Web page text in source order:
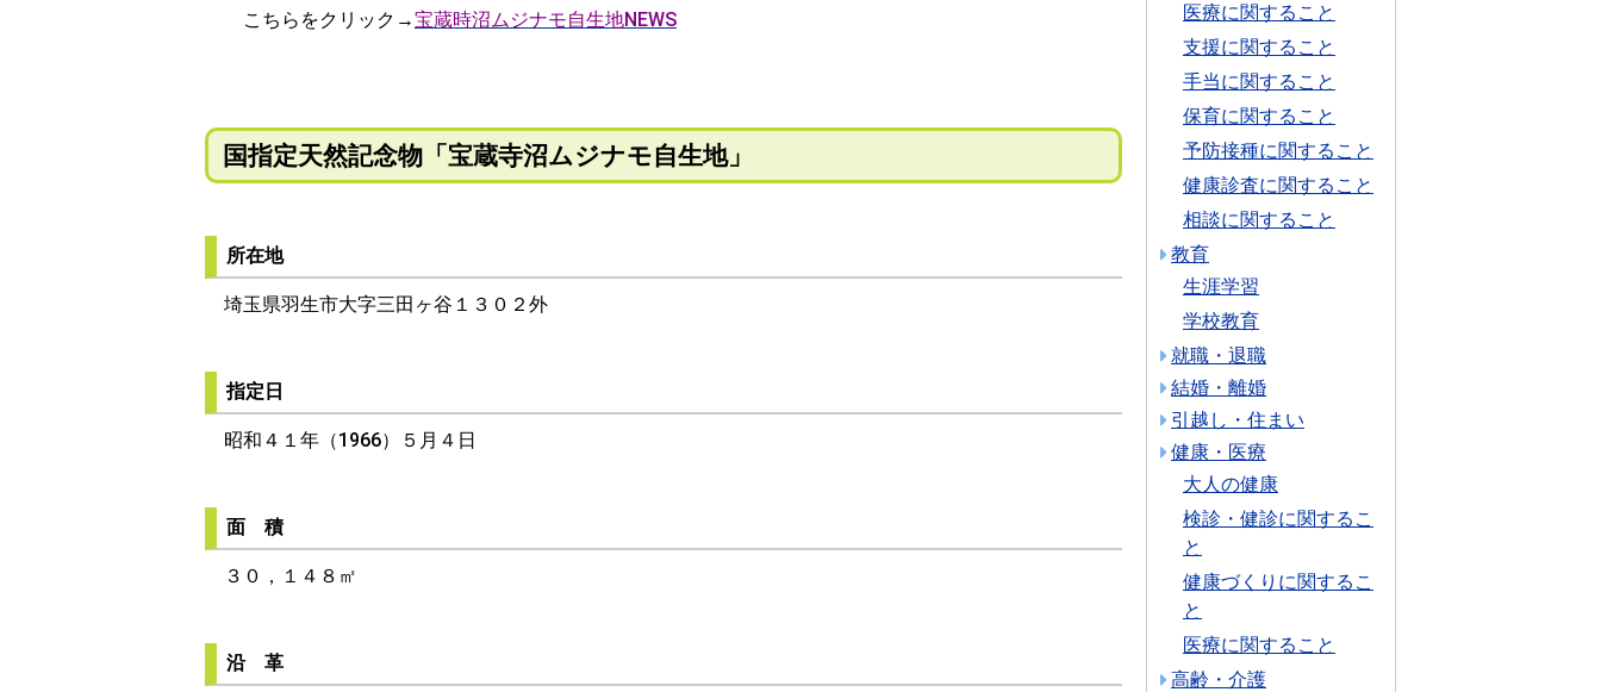
こちらをクリック→宝蔵時沼ムジナモ自生地NEWS
国指定天然記念物「宝蔵寺沼ムジナモ自生地」
所在地
埼玉県羽生市大字三田ヶ谷１３０２外
指定日
昭和４１年（1966）５月４日
面 積
３０，１４８㎡
沿 革
医療に関すること
支援に関すること
手当に関すること
保育に関すること
予防接種に関すること
健康診査に関すること
相談に関すること
教育
生涯学習
学校教育
就職・退職
結婚・離婚
引越し・住まい
健康・医療
大人の健康
検診・健診に関するこ
と
健康づくりに関するこ
と
医療に関すること
高齢・介護